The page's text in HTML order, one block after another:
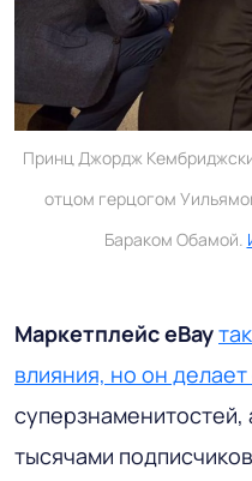
Принц Джордж
отцом герцогом
Бараком Обамой.
Маркетплейс eBay
влияния, но он делает
тысячами